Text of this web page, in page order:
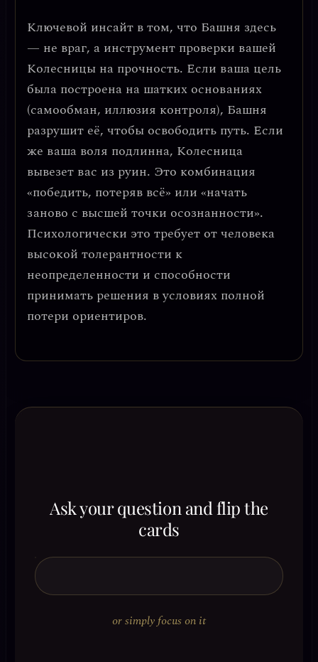
Ключевой инсайт в том, что Башня здесь
— не враг, а инструмент проверки вашей
Колесницы на прочность. Если ваша цель
была построена на шатких основаниях
(самообман, иллюзия контроля), Башня
разрушит её, чтобы освободить путь. Если
же ваша воля подлинна, Колесница
вывезет вас из руин. Это комбинация
«победить, потеряв всё» или «начать
заново с высшей точки осознанности».
Психологически это требует от человека
высокой толерантности к
неопределенности и способности
принимать решения в условиях полной
потери ориентиров.
Ask your question and flip the
cards
or simply focus on it